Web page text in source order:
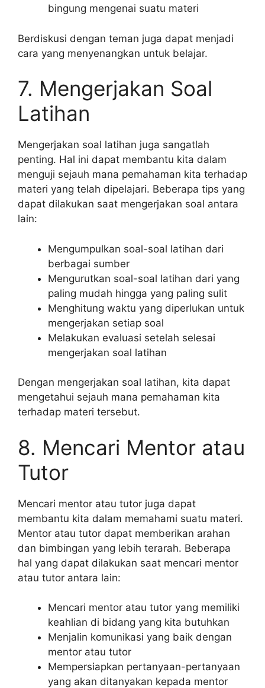
bingung mengenai suatu materi
Berdiskusi dengan teman juga dapat menjadi
cara yang menyenangkan untuk belajar.
7. Mengerjakan Soal
Latihan
Mengerjakan soal latihan juga sangatlah
penting. Hal ini dapat membantu kita dalam
menguji sejauh mana pemahaman kita terhadap
materi yang telah dipelajari. Beberapa tips yang
dapat dilakukan saat mengerjakan soal antara
lain:
Mengumpulkan soal-soal latihan dari
berbagai sumber
Mengurutkan soal-soal latihan dari yang
paling mudah hingga yang paling sulit
Menghitung waktu yang diperlukan untuk
mengerjakan setiap soal
Melakukan evaluasi setelah selesai
mengerjakan soal latihan
Dengan mengerjakan soal latihan, kita dapat
mengetahui sejauh mana pemahaman kita
terhadap materi tersebut.
8. Mencari Mentor atau
Tutor
Mencari mentor atau tutor juga dapat
membantu kita dalam memahami suatu materi.
Mentor atau tutor dapat memberikan arahan
dan bimbingan yang lebih terarah. Beberapa
hal yang dapat dilakukan saat mencari mentor
atau tutor antara lain:
Mencari mentor atau tutor yang memiliki
keahlian di bidang yang kita butuhkan
Menjalin komunikasi yang baik dengan
mentor atau tutor
Mempersiapkan pertanyaan-pertanyaan
yang akan ditanyakan kepada mentor